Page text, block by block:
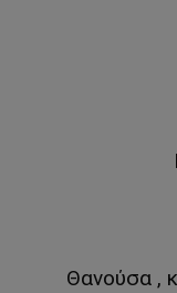
Θανούσα ,